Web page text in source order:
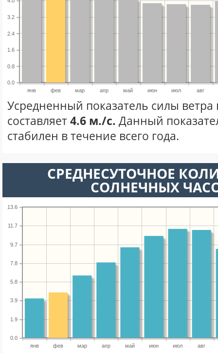
янв фев мар апр май июн июл авг
0.0
0.8
1.6
2.4
3.2
Усредненный показатель силы ветра
составляет4.6 м./с. Данный
стабилен в течение всего года.
СРЕДНЕСУТОЧНОЕ
СОЛНЕЧНЫХ
янв фев мар апр май июн июл авг
0.0
1.9
3.9
5.8
7.8
9.7
11.7
13.6